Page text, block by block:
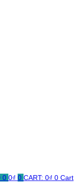
0 0₫ 0 CART: 0₫ 0 Cart